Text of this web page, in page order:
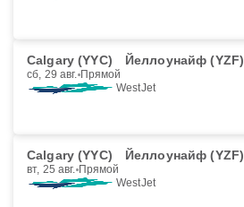
Calgary (YYC) Йеллоунайф (YZF)
сб, 29 авг. Прямой
WestJet
Calgary (YYC) Йеллоунайф (YZF)
вт, 25 авг. Прямой
WestJet